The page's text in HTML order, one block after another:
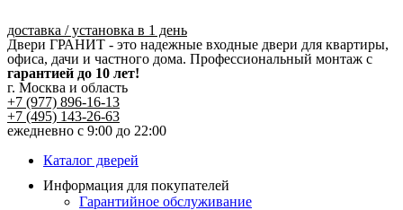
к
содержимому
доставка / установка в 1 день
Двери ГРАНИТ - это надежные входные двери для квартиры,
офиса, дачи и частного дома. Профессиональный монтаж с
гарантией до 10 лет!
г. Москва и область
+7 (977) 896-16-13
+7 (495) 143-26-63
ежедневно с 9:00 до 22:00
Каталог дверей
Информация для покупателей
Гарантийное обслуживание